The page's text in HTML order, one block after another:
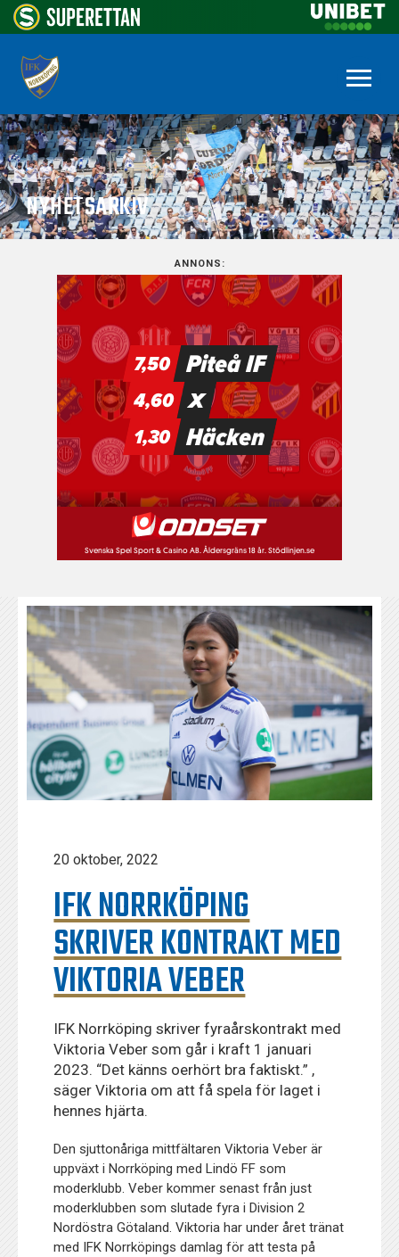
NYHETSARKIV
ANNONS:
20 oktober, 2022
IFK NORRKÖPING
SKRIVER KONTRAKT MED
VIKTORIA VEBER
IFK Norrköping skriver fyraårskontrakt med
Viktoria Veber som går i kraft 1 januari
2023. “Det känns oerhört bra faktiskt.” ,
säger Viktoria om att få spela för laget i
hennes hjärta.
Den sjuttonåriga mittfältaren Viktoria Veber är
uppväxt i Norrköping med Lindö FF som
moderklubb. Veber kommer senast från just
moderklubben som slutade fyra i Division 2
Nordöstra Götaland. Viktoria har under året tränat
med IFK Norrköpings damlag för att testa på